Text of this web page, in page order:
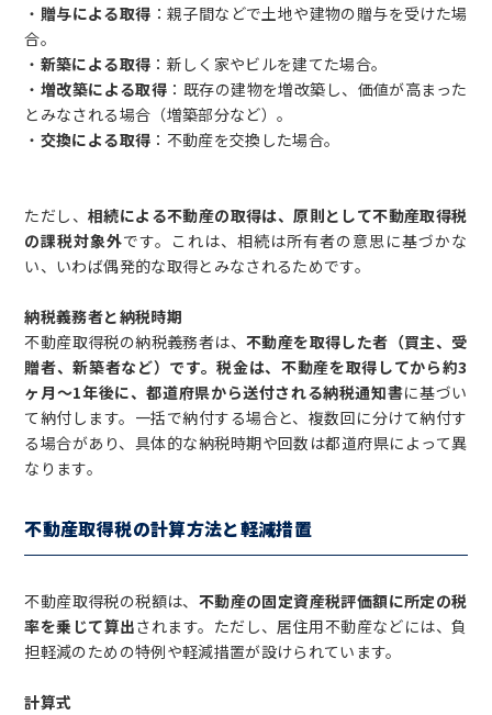
・ 贈与による取得 ：親子間などで土地や建物の贈与を受けた場
合。
・ 新築による取得 ：新しく家やビルを建てた場合。
・ 増改築による取得 ：既存の建物を増改築し、価値が高まった
とみなされる場合（増築部分など）。
・ 交換による取得 ：不動産を交換した場合。
ただし、相続による不動産の取得は、原則として不動産取得税
の課税対象外です。これは、相続は所有者の意思に基づかな
い、いわば偶発的な取得とみなされるためです。
納税義務者と納税時期
不動産取得税の納税義務者は、不動産を取得した者（買主、受
贈者、新築者など）です。税金は、不動産を取得してから約3
ヶ月～1年後に、都道府県から送付される納税通知書に基づい
て納付します。一括で納付する場合と、複数回に分けて納付す
る場合があり、具体的な納税時期や回数は都道府県によって異
なります。
不動産取得税の計算方法と軽減措置
不動産取得税の税額は、 不動産の固定資産税評価額に所定の税
率を乗じて算出されます。ただし、居住用不動産などには、負
担軽減のための特例や軽減措置が設けられています。
計算式